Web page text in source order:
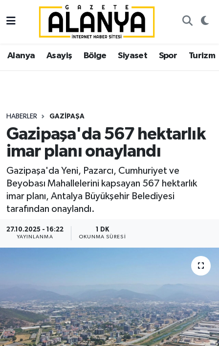
Alanya Asayiş Bölge Siyaset Spor Turizm
HABERLER GAZIPAŞA
Gazipaşa'da 567 hektarlık
imar planı onaylandı
Gazipaşa'da Yeni, Pazarcı, Cumhuriyet ve
Beyobası Mahallelerini kapsayan 567 hektarlık
imar planı, Antalya Büyükşehir Belediyesi
tarafından onaylandı.
27.10.2025 - 16:22
YAYINLANMA
1 DK
OKUNMA SÜRESI
Alanya
Asayiş
Siyaset
Spor
Turizm
Ekonomi
Gazipaşa
İstanbul Nöbetçi Eczaneler
İstanbul Hava Durumu
Süper Lig Puan Durumu ve Fikstür
Tüm Manşetler
Son Dakika Haberleri
Haber Arşivi